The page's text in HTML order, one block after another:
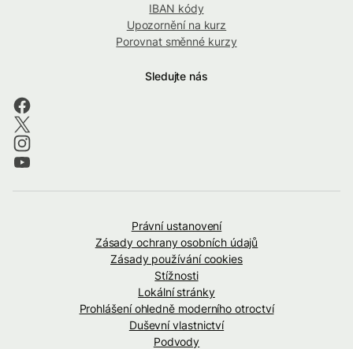
IBAN kódy
Upozornění na kurz
Porovnat směnné kurzy
Sledujte nás
Právní ustanovení
Zásady ochrany osobních údajů
Zásady používání cookies
Stížnosti
Lokální stránky
Prohlášení ohledně moderního otroctví
Duševní vlastnictví
Podvody